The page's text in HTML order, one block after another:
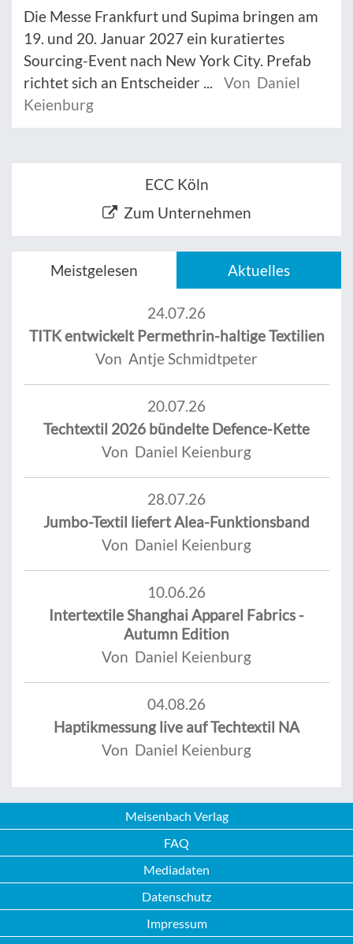
Die Messe Frankfurt und Supima bringen am
19. und 20. Januar 2027 ein kuratiertes
Sourcing-Event nach New York City. Prefab
richtet sich an Entscheider ...
Von Daniel
Keienburg
ECC Köln
Zum Unternehmen
Meistgelesen Aktuelles
24.07.26
TITK entwickelt Permethrin-haltige Textilien
Von Antje Schmidtpeter
20.07.26
Techtextil 2026 bündelte Defence-Kette
Von Daniel Keienburg
28.07.26
Jumbo-Textil liefert Alea-Funktionsband
Von Daniel Keienburg
10.06.26
Intertextile Shanghai Apparel Fabrics -
Autumn Edition
Von Daniel Keienburg
04.08.26
Haptikmessung live auf Techtextil NA
Von Daniel Keienburg
Meisenbach Verlag
FAQ
Mediadaten
Datenschutz
Impressum